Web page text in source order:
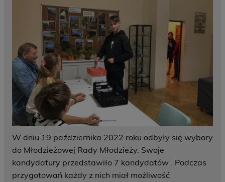
W dniu 19 października 2022 roku odbyły się wybory
do Młodzieżowej Rady Młodzieży. Swoje
kandydatury przedstawiło 7 kandydatów . Podczas
przygotowań każdy z nich miał możliwość